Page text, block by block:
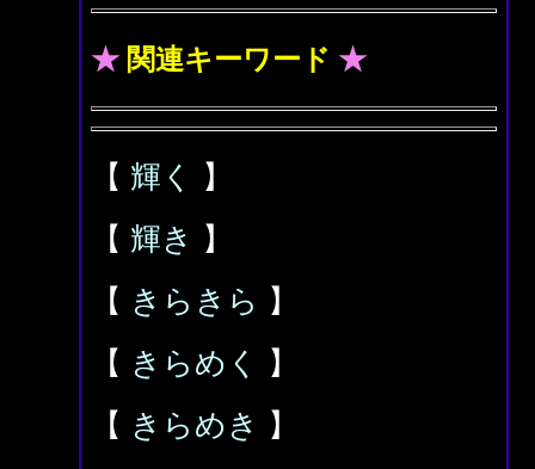
★ 関連キーワード ★
【 輝く
】
【 輝き
】
【 きらきら 】
【 きらめく
】
【 きらめき
】